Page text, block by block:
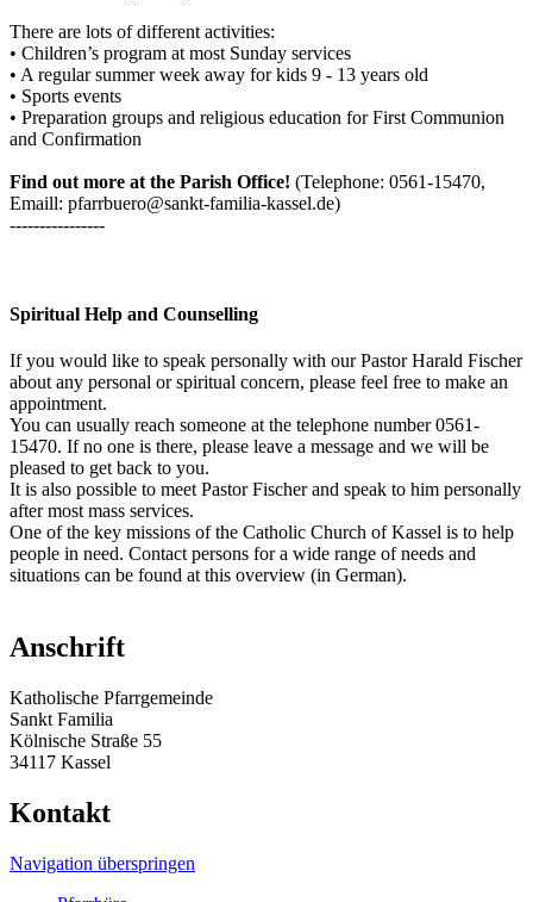
There are lots of different activities:
• Children’s program at most Sunday services
• A regular summer week away for kids 9 - 13 years old
• Sports events
• Preparation groups and religious education for First Communion
and Confirmation
Find out more at the Parish Office! (Telephone: 0561-15470,
Emaill: pfarrbuero@sankt-familia-kassel.de)
----------------
Spiritual Help and Counselling
If you would like to speak personally with our Pastor Harald Fischer
about any personal or spiritual concern, please feel free to make an
appointment.
You can usually reach someone at the telephone number 0561-
15470. If no one is there, please leave a message and we will be
pleased to get back to you.
It is also possible to meet Pastor Fischer and speak to him personally
after most mass services.
One of the key missions of the Catholic Church of Kassel is to help
people in need. Contact persons for a wide range of needs and
situations can be found at this overview (in German).
Anschrift
Katholische Pfarrgemeinde
Sankt Familia
Kölnische Straße 55
34117 Kassel
Kontakt
Navigation überspringen